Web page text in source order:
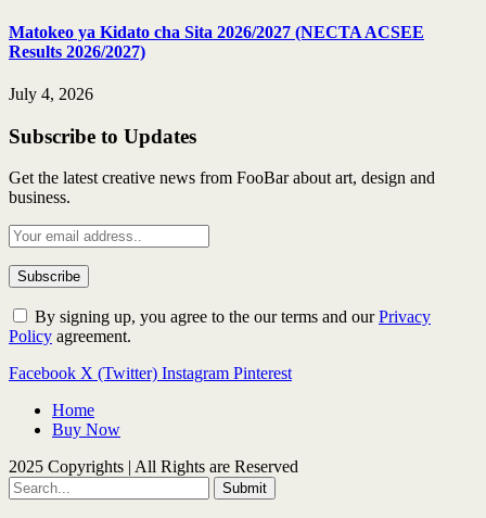
Matokeo ya Kidato cha Sita 2026/2027 (NECTA ACSEE
Results 2026/2027)
July 4, 2026
Subscribe to Updates
Get the latest creative news from FooBar about art, design and
business.
By signing up, you agree to the our terms and ourPrivacy
Policy agreement.
Facebook X (Twitter) Instagram Pinterest
Home
Buy Now
2025 Copyrights | All Rights are Reserved
Submit